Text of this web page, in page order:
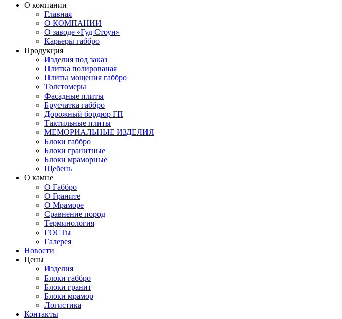
О компании
Главная
О КОМПАНИИ
О заводе «Гуд Стоун»
Карьеры габбро
Продукция
Изделия под заказ
Плитка полированая
Плиты мощения габбро
Толстомеры
Фасадные плиты
Брусчатка габбро
Дорожный бордюр ГП
Тактильные плиты
МЕМОРИАЛЬНЫЕ ИЗДЕЛИЯ
Блоки габбро
Блоки гранитные
Блоки мраморные
Щебень
О камне
О Габбро
О Граните
О Мраморе
Сравнение пород
Терминология
ГОСТы
Галерея
Новости
Цены
Изделия
Блоки габбро
Блоки гранит
Блоки мрамор
Логистика
Контакты